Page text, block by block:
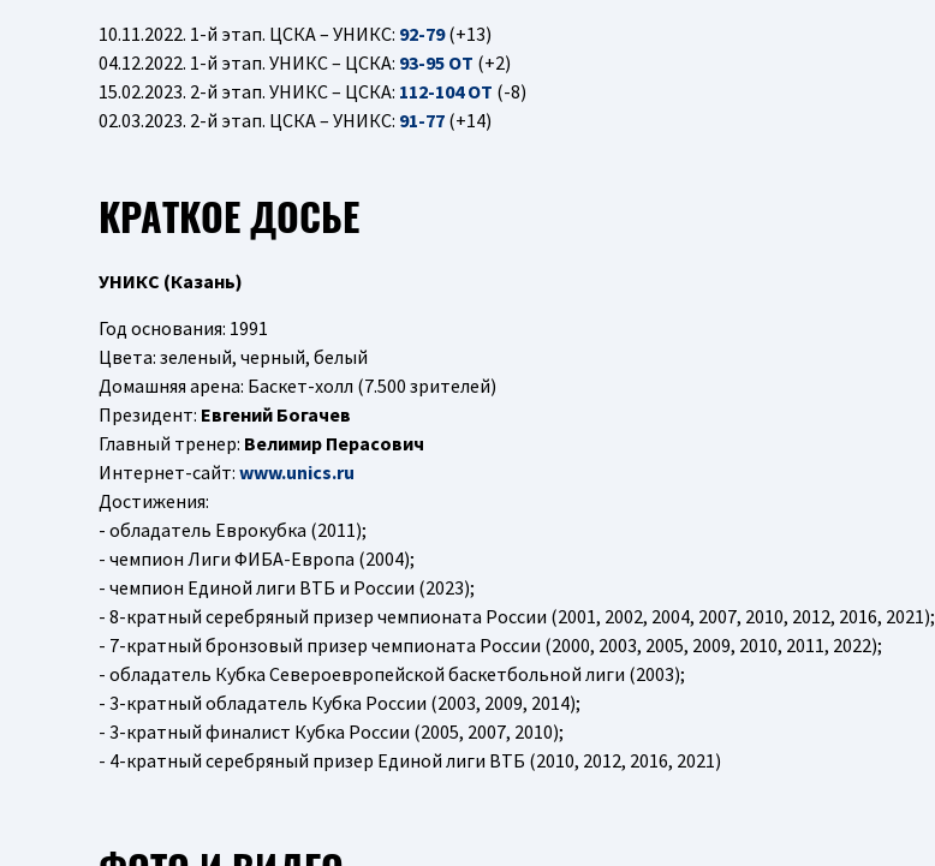
10.11.2022. 1-й этап. ЦСКА – УНИКС: 92-79(+13)
04.12.2022. 1-й этап. УНИКС – ЦСКА: 93-95 OT (+2)
15.02.2023. 2-й этап. УНИКС – ЦСКА: 112-104OT (-8)
02.03.2023. 2-й этап. ЦСКА – УНИКС: 91-77 (+14)
КРАТКОЕ ДОСЬЕ
УНИКС (Казань)
Год основания: 1991
Цвета: зеленый, черный, белый
Домашняя арена: Баскет-холл (7.500 зрителей)
Президент: Евгений Богачев
Главный тренер: Велимир Перасович
Интернет-сайт: www.unics.ru
Достижения:
- обладатель Еврокубка (2011);
- чемпион Лиги ФИБА-Европа (2004);
- чемпион Единой лиги ВТБ и России (2023);
- 8-кратный серебряный призер чемпионата России (2001, 2002, 2004, 2007, 2010, 2012, 2016, 2021);
- 7-кратный бронзовый призер чемпионата России (2000, 2003, 2005, 2009, 2010, 2011, 2022);
- обладатель Кубка Североевропейской баскетбольной лиги (2003);
- 3-кратный обладатель Кубка России (2003, 2009, 2014);
- 3-кратный финалист Кубка России (2005, 2007, 2010);
- 4-кратный серебряный призер Единой лиги ВТБ (2010, 2012, 2016, 2021)